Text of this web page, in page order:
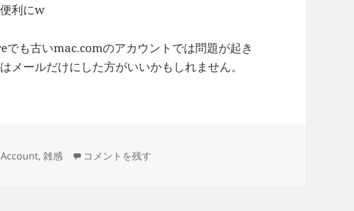
利にw
も古いmac.comのアカウントでは問題が起き
メールだけにした方がいいかもしれません。
,雑感 どこでもMy Mac に
コメントを残す